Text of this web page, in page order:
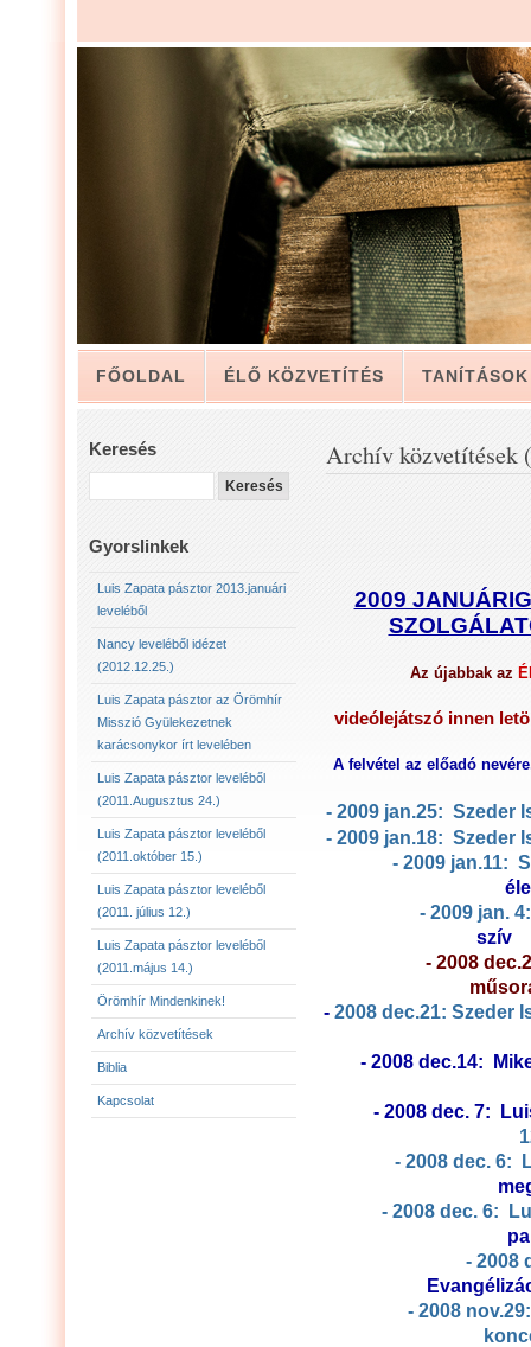
FŐOLDAL ÉLŐ KÖZVETÍTÉS TANÍTÁSOK
LUIS ZAPATA PÁSZTOR LEVELÉBŐL, A
LUIS ZAPATA PÁSZTOR LEVELÉBŐL
LUIS ZAPATA PÁSZTOR LEVELÉBŐL
LUIS ZAPATA PÁSZTOR AZ ÖRÖMHÍR MISSZIÓ
2012.12.25. NANCY LEVELÉBŐL IDÉZET:
Keresés
Gyorslinkek
Luis Zapata pásztor 2013.januári
leveléből
Nancy leveléből idézet
(2012.12.25.)
Luis Zapata pásztor az Örömhír
Misszió Gyülekezetnek
karácsonykor írt levelében
Luis Zapata pásztor leveléből
(2011.Augusztus 24.)
Luis Zapata pásztor leveléből
(2011.október 15.)
Luis Zapata pásztor leveléből
(2011. július 12.)
Luis Zapata pásztor leveléből
(2011.május 14.)
Örömhír Mindenkinek!
Archív közvetítések
Biblia
Kapcsolat
Archív közvetítések
2009
Az újabbak az
videólejátszó innen
A felvétel az előadó
- 2009 jan.25: Szeder
- 2009 jan.18: Szeder
- 2009 jan.11:
- 2009 jan.
- 2008
- 2008 dec.21: Szeder
- 2008 dec.14:
- 2008 dec. 7:
1
- 2008 dec. 6:
- 2008 dec. 6:
- 2008
- 2008